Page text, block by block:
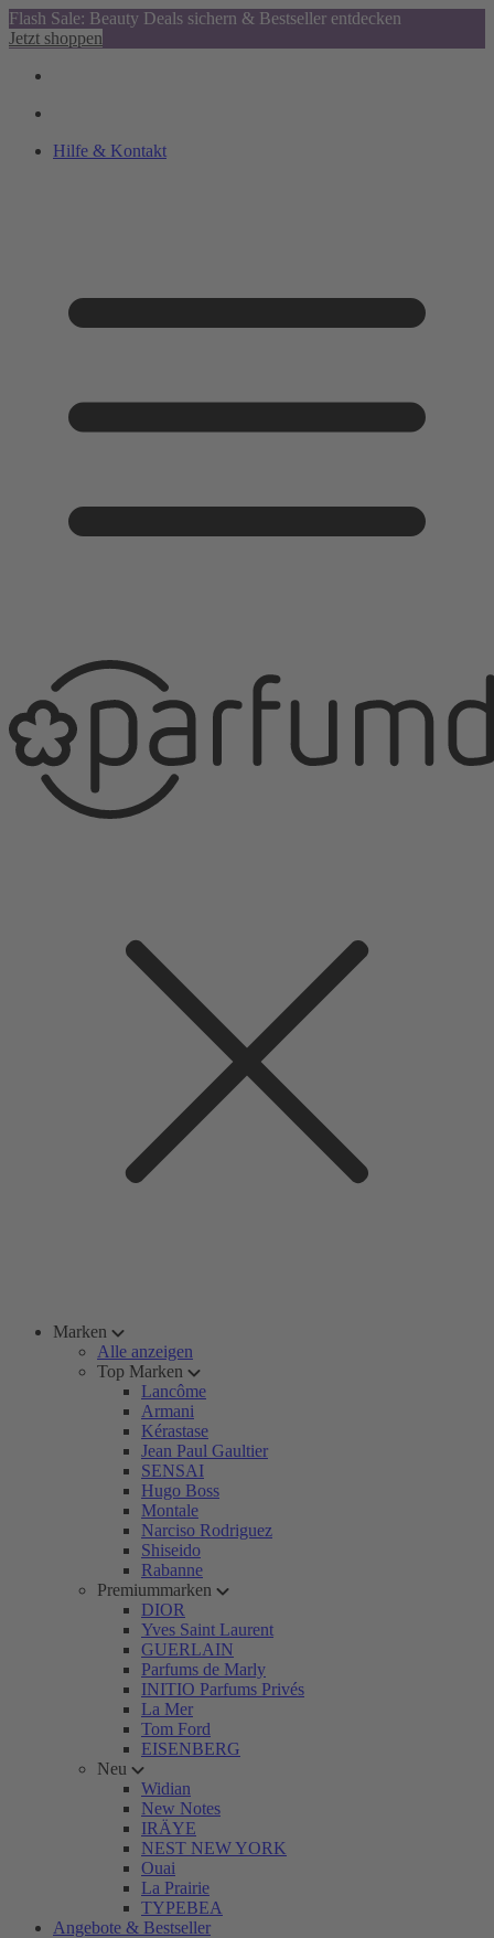
Flash Sale: Beauty Deals sichern & Bestseller entdecken
Jetzt shoppen
Hilfe & Kontakt
Marken
Alle anzeigen
Top Marken
Lancôme
Armani
Kérastase
Jean Paul Gaultier
SENSAI
Hugo Boss
Montale
Narciso Rodriguez
Shiseido
Rabanne
Premiummarken
DIOR
Yves Saint Laurent
GUERLAIN
Parfums de Marly
INITIO Parfums Privés
La Mer
Tom Ford
EISENBERG
Neu
Widian
New Notes
IRÄYE
NEST NEW YORK
Ouai
La Prairie
TYPEBEA
Angebote & Bestseller